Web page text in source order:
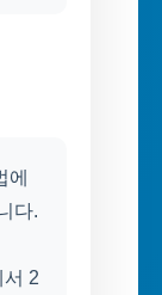
에
다.
2